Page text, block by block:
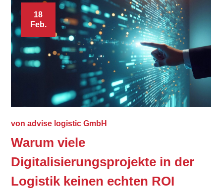
18
Feb.
vonadvise logistic GmbH
Warum viele
Digitalisierungsprojekte in der
Logistik keinen echten ROI